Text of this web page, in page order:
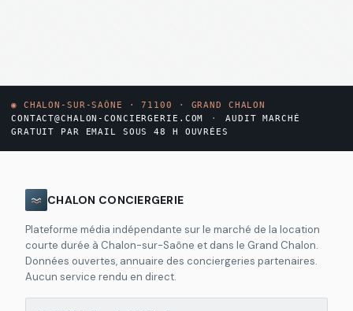
◉ CHALON-SUR-SAÔNE · 71100 · GRAND CHALON
CONTACT@CHALON-CONCIERGERIE.COM
·
AUDIT MARCHÉ
GRATUIT PAR EMAIL SOUS 48 H OUVRÉES
CHALON CONCIERGERIE
Plateforme média indépendante sur le marché de la location
courte durée à Chalon-sur-Saône et dans le Grand Chalon.
Données ouvertes, annuaire des conciergeries partenaires.
Aucun service rendu en direct.